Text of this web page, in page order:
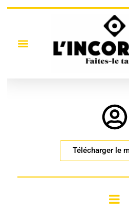
Télécharger le